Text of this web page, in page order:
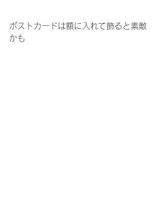
ポストカードは額に入れて飾ると素敵
かも